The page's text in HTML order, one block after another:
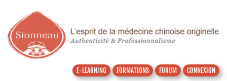
E-LEARNING FORMATIONS FORUM CONNEXION